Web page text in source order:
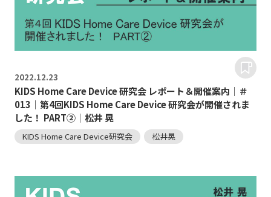
2022.12.23
KIDS Home Care Device 研究会 レポート＆開催案内｜＃
013｜第4回KIDS Home Care Device 研究会が開催されま
した！ PART②｜松井 晃
KIDS Home Care Device研究会 松井晃